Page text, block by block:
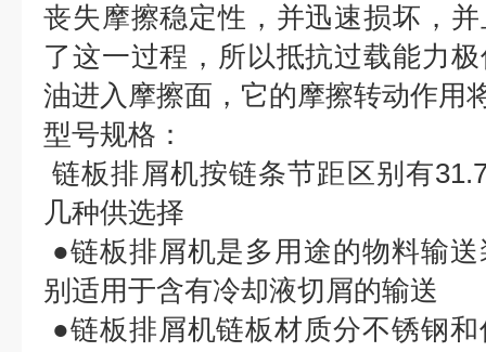
丧失摩擦稳定性，并迅速损坏，
了这一过程，所以抵抗过载能力
油进入摩擦面，它的摩擦转动作用
型号规格：
链板排屑机按链条节距区别有
几种供选择
●链板排屑机是多用途的物料输
别适用于含有冷却液切屑的输送
●链板排屑机链板材质分不锈钢